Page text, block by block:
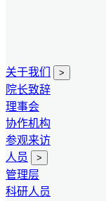
关于我们 >
院长致辞
理事会
协作机构
参观来访
人员
>
管理层
科研人员